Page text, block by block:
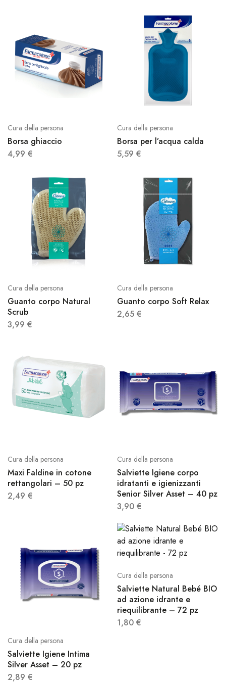
Cura della persona
Borsa ghiaccio
4,99 €
Cura della persona
Borsa per l’acqua calda
5,59 €
Cura della persona
Guanto corpo Natural
Scrub
3,99 €
Cura della persona
Guanto corpo Soft Relax
2,65 €
Cura della persona
Maxi Faldine in cotone
rettangolari – 50 pz
2,49 €
Cura della persona
Salviette Igiene corpo
idratanti e igienizzanti
Senior Silver Asset – 40 pz
3,90 €
Cura della persona
Salviette Igiene Intima
Silver Asset – 20 pz
2,89 €
Cura della persona
Salviette Natural Bebé BIO
ad azione idrante e
riequilibrante – 72 pz
1,80 €